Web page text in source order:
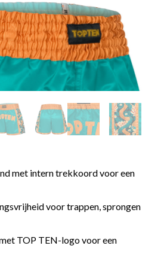
met intern trekkoord voor een
voor trappen, sprongen
TOP TEN-logo voor een